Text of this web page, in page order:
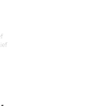
strategischer,
van het